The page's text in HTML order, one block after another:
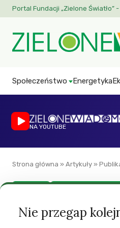
Portal Fundacji „Zielone Światło”
Społeczeństwo Energetyka
NA YOUTUBE
Strona główna » Artykuły »
Droga
Nie przegap